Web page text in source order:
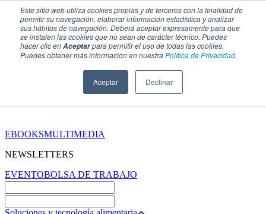
Este sitio web utiliza cookies propias y de terceros con la finalidad de
permitir su navegación, elaborar información estadística y analizar
sus hábitos de navegación. Deberá aceptar expresamente para que
se instalen las cookies que no sean de carácter técnico. Puedes
hacer clic enAceptarpara permitir el uso de todas las cookies.
Puedes obtener más información en nuestraPolítica de Privacidad.
Aceptar Declinar
EBOOKSMULTIMEDIA
NEWSLETTERS
EVENTOBOLSA DE TRABAJO